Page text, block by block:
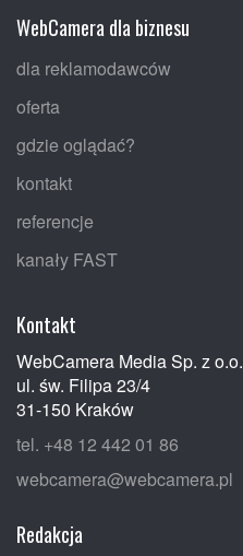
WebCamera dla biznesu
dla reklamodawców
oferta
gdzie oglądać?
kontakt
referencje
kanały FAST
Kontakt
WebCamera Media Sp. z o.o.
ul. św. Filipa 23/4
31-150 Kraków
tel. +48 12 442 01 86
webcamera@webcamera.pl
Redakcja